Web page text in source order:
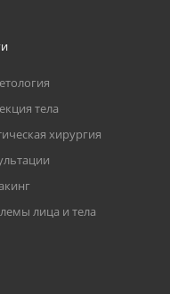
тела
хирургия
лица и тела